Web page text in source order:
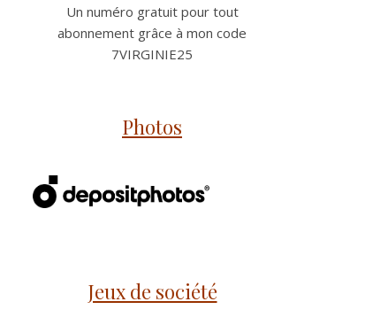
Un numéro gratuit pour tout
abonnement grâce à mon code
7VIRGINIE25
Photos
Jeux de société